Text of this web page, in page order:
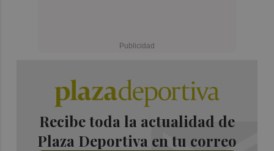
Recibe toda la actualidad de
Plaza Deportiva en tu correo